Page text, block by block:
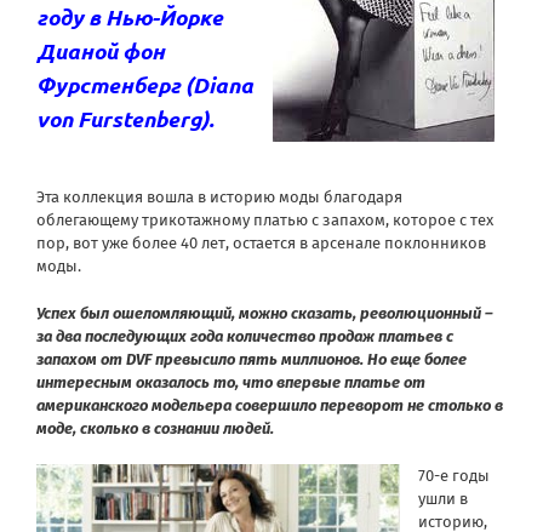
году в Нью-Йорке
Дианой фон
Фурстенберг (Diana
von Furstenberg).
Эта коллекция вошла в историю моды благодаря
облегающему трикотажному платью с запахом, которое с тех
пор, вот уже более 40 лет, остается в арсенале поклонников
моды.
Успех был ошеломляющий, можно сказать, революционный –
за два последующих года количество продаж платьев с
запахом от DVF превысило пять миллионов. Но еще более
интересным оказалось то, что впервые платье от
американского модельера совершило переворот не столько в
моде, сколько в сознании людей.
70-е годы
ушли в
историю,